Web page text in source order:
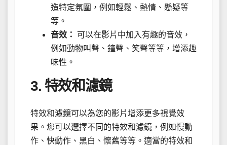
造特定氛圍，例如輕鬆、熱情、懸疑等
等。
音效： 可以在影片中加入有趣的音效，
例如動物叫聲、鐘聲、笑聲等等，增添趣
味性。
3. 特效和濾鏡
特效和濾鏡可以為您的影片增添更多視覺效
果。您可以選擇不同的特效和濾鏡，例如慢動
作、快動作、黑白、懷舊等等。適當的特效和